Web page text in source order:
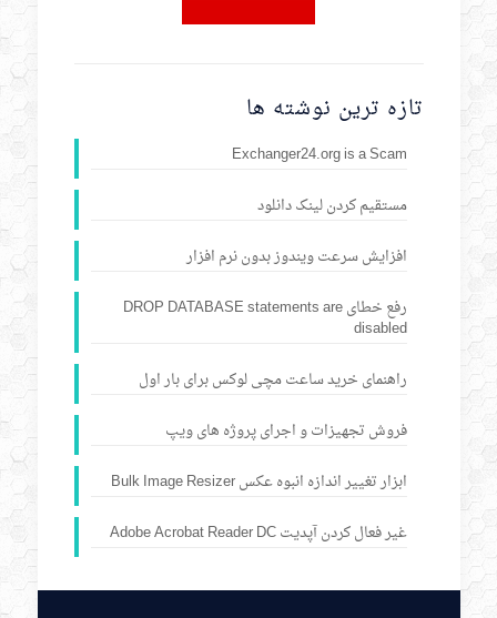
تازه ترین نوشته ها
Exchanger24.org is a Scam
مستقیم کردن لینک دانلود
افزایش سرعت ویندوز بدون نرم افزار
رفع خطای DROP DATABASE statements are
disabled
راهنمای خرید ساعت مچی لوکس برای بار اول
فروش تجهیزات و اجرای پروژه های ویپ
ابزار تغییر اندازه انبوه عکس Bulk Image Resizer
غیر فعال کردن آپدیت Adobe Acrobat Reader DC